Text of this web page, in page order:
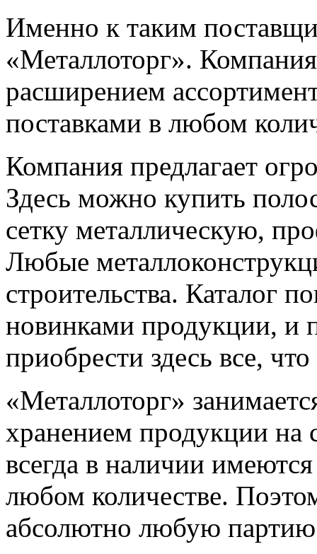
Именно к таким
«Металлоторг».
расширением
поставками в любом
Компания предлагает
Здесь можно купить
сетку металлическую,
Любые
строительства. Каталог
новинками продукции, и
приобрести здесь все,
«Металлоторг»
хранением продукции на
всегда в наличии
любом количестве.
абсолютно любую